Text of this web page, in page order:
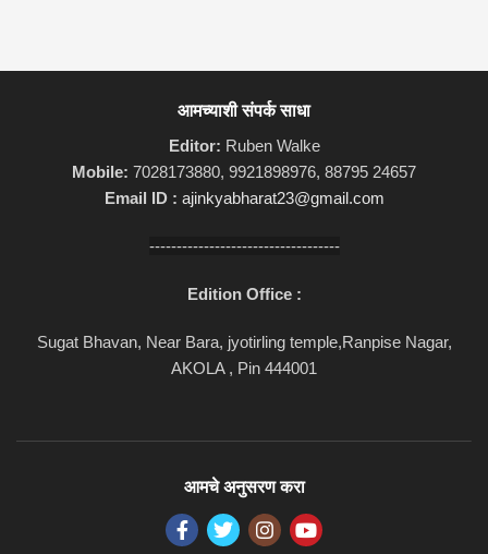
आमच्याशी संपर्क साधा
Editor: Ruben Walke
Mobile: 7028173880, 9921898976, 88795 24657
Email ID : ajinkyabharat23@gmail.com
-----------------------------------
Edition Office :
Sugat Bhavan, Near Bara, jyotirling temple,Ranpise Nagar,
AKOLA , Pin 444001
आमचे अनुसरण करा